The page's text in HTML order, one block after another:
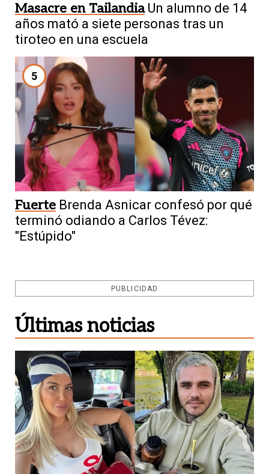
Masacre en Tailandia Un alumno de 14
años mató a siete personas tras un
tiroteo en una escuela
5
Fuerte Brenda Asnicar confesó por qué
terminó odiando a Carlos Tévez:
"Estúpido"
PUBLICIDAD
Últimas noticias